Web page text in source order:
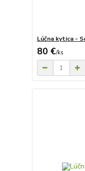
Lúčna kytica -
80 €/ks